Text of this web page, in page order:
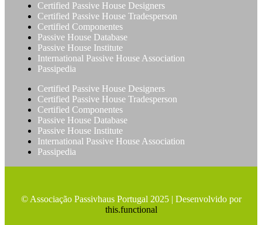
Certified Passive House Designers
Certified Passive House Tradesperson
Certified Componentes
Passive House Database
Passive House Institute
International Passive House Association
Passipedia
Certified Passive House Designers
Certified Passive House Tradesperson
Certified Componentes
Passive House Database
Passive House Institute
International Passive House Association
Passipedia
© Associação Passivhaus Portugal 2025 | Desenvolvido por
this.functional